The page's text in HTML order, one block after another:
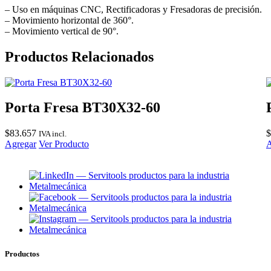
– Uso en máquinas CNC, Rectificadoras y Fresadoras de precisión.
– Movimiento horizontal de 360°.
– Movimiento vertical de 90°.
Productos Relacionados
Porta Fresa BT30X32-60
$83.657 IVA incl.
Agregar Ver Producto
$
Productos